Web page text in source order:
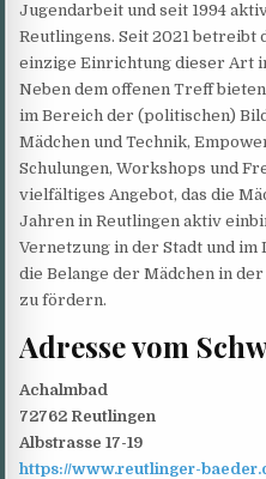
Jugendarbeit und seit 1994
Reutlingens. Seit 2021 betreibt
einzige Einrichtung dieser Art
Neben dem offenen Treff
im Bereich der (politischen)
Mädchen und Technik,
Schulungen, Workshops und
vielfältiges Angebot, das die
Jahren in Reutlingen aktiv
Vernetzung in der Stadt und im
die Belange der Mädchen in
zu fördern.
Adresse vom
Achalmbad
72762 Reutlingen
Albstrasse 17-19
https://www.reutlinger-